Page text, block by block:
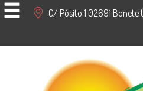
C/ Pósito 1 02691 Bonete